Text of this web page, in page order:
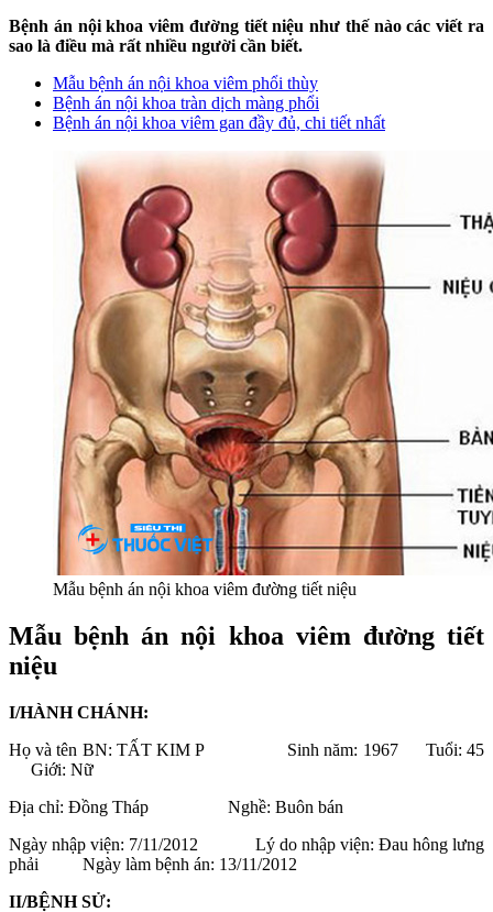
Bệnh án nội khoa viêm đường tiết niệu như thế nào các viết ra
sao là điều mà rất nhiều người cần biết.
Mẫu bệnh án nội khoa viêm phổi thùy
Bệnh án nội khoa tràn dịch màng phổi
Bệnh án nội khoa viêm gan đầy đủ, chi tiết nhất
Mẫu bệnh án nội khoa viêm đường tiết niệu
Mẫu bệnh án nội khoa viêm đường tiết
niệu
I/HÀNH CHÁNH:
Họ và tên BN: TẤT KIM P Sinh năm: 1967 Tuổi: 45
Giới: Nữ
Địa chỉ: Đồng Tháp Nghề: Buôn bán
Ngày nhập viện: 7/11/2012 Lý do nhập viện: Đau hông lưng
phải Ngày làm bệnh án: 13/11/2012
II/BỆNH SỬ: